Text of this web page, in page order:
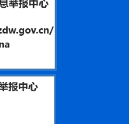
细致：视力测试，
最终给出结论：“疑
色盲和弱视，需尽
位点才能进行针对
单汉语，到北京人
费不菲。